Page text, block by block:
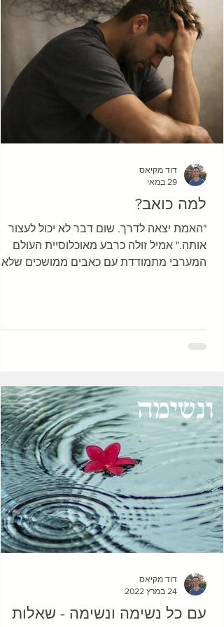
זאת – אתם עדיין לא מרגי
למה כואב?
"האמת יצאה לדרך. שום דבר לא יכול לעצור
אותה." אמיל זולה כרבע מאוכלוסיית העולם
המערבי מתמודדת עם כאבים ממושכים שלא
מתאר איך החיים עלולים להראות כאשר
הפעולות הפשוטות האלו הכאיבו לה, לפעמים
מאוד, והעמיסו מתח על חיי
דוד מקיאס
29 במאי
עם כל נשימה ונשימה - שאלות
דוד מקיאס
24 במרץ 2022